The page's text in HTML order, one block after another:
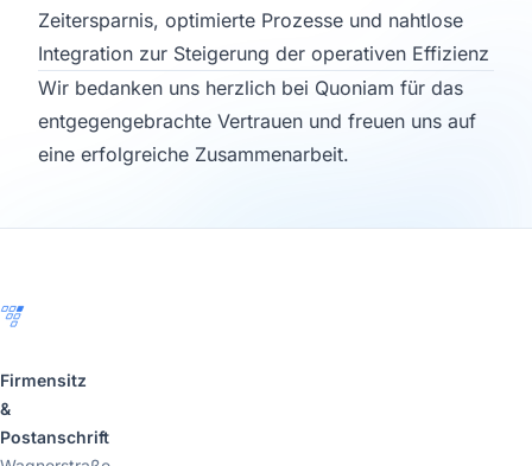
Zeitersparnis, optimierte Prozesse und nahtlose
Integration zur Steigerung der operativen Effizienz
Wir bedanken uns herzlich bei Quoniam für das
entgegengebrachte Vertrauen und freuen uns auf
eine erfolgreiche Zusammenarbeit.
Firmensitz
&
Postanschrift